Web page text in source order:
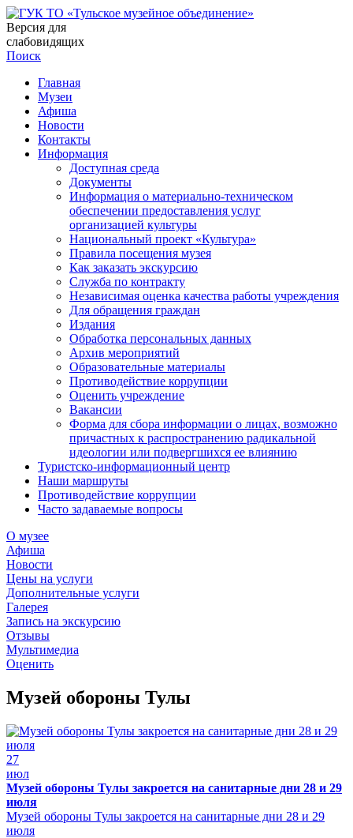
Версия для
слабовидящих
Поиск
Главная
Музеи
Афиша
Новости
Контакты
Информация
Доступная среда
Документы
Информация о материально-техническом
обеспечении предоставления услуг
организацией культуры
Национальный проект «Культура»
Правила посещения музея
Как заказать экскурсию
Служба по контракту
Независимая оценка качества работы учреждения
Для обращения граждан
Издания
Обработка персональных данных
Архив мероприятий
Образовательные материалы
Противодействие коррупции
Оценить учреждение
Вакансии
Форма для сбора информации о лицах, возможно
причастных к распространению радикальной
идеологии или подвергшихся ее влиянию
Туристско-информационный центр
Наши маршруты
Противодействие коррупции
Часто задаваемые вопросы
О музее
Афиша
Новости
Цены на услуги
Дополнительные услуги
Галерея
Запись на экскурсию
Отзывы
Мультимедиа
Оценить
Музей обороны Тулы
27
июл
Музей обороны Тулы закроется на санитарные дни 28 и 29
июля
Музей обороны Тулы закроется на санитарные дни 28 и 29
июля